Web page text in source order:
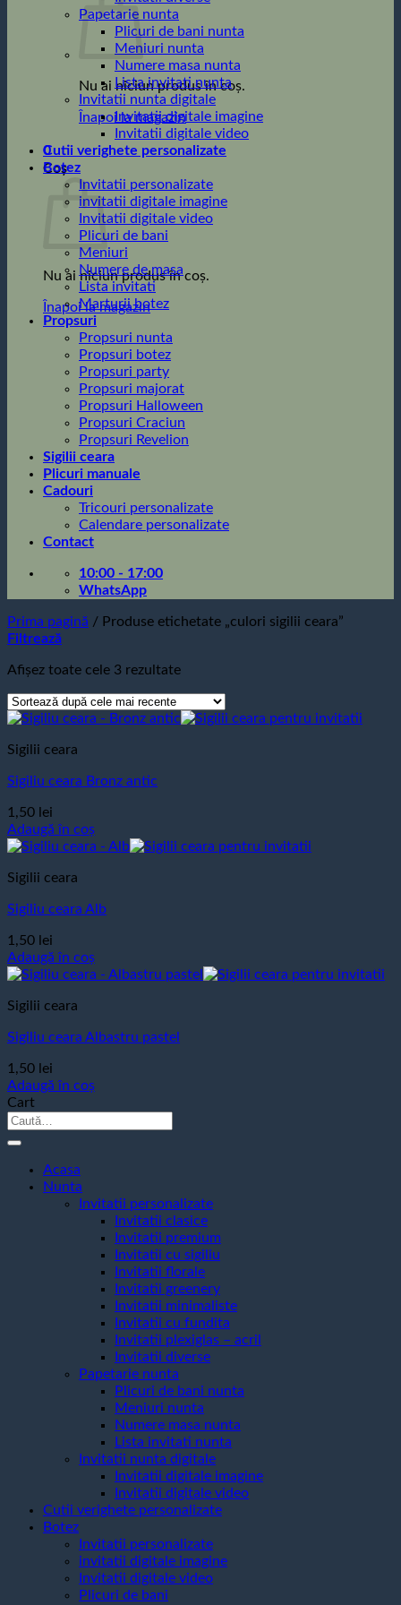
Nu ai niciun produs în coș.
Înapoi la magazin
0
Coș
Nu ai niciun produs în coș.
Înapoi la magazin
Papetarie nunta
Plicuri de bani nunta
Meniuri nunta
Numere masa nunta
Lista invitati nunta
Invitatii nunta digitale
Invitatii digitale imagine
Invitatii digitale video
Cutii verighete personalizate
Botez
Invitatii personalizate
invitatii digitale imagine
Invitatii digitale video
Plicuri de bani
Meniuri
Numere de masa
Lista invitati
Marturii botez
Propsuri
Propsuri nunta
Propsuri botez
Propsuri party
Propsuri majorat
Propsuri Halloween
Propsuri Craciun
Propsuri Revelion
Sigilii ceara
Plicuri manuale
Cadouri
Tricouri personalizate
Calendare personalizate
Contact
10:00 - 17:00
WhatsApp
Prima pagină / Produse etichetate „culori sigilii ceara”
Filtrează
Afișez toate cele 3 rezultateSortat
mai
Sigilii ceara
Sigiliu ceara Bronz antic
1,50 lei
Adaugă în coș
Sigilii ceara
Sigiliu ceara Alb
1,50 lei
Adaugă în coș
Sigilii ceara
Sigiliu ceara Albastru pastel
1,50 lei
Adaugă în coș
Cart
Caută
Acasa
Nunta
Invitatii personalizate
Invitatii clasice
Invitatii premium
Invitatii cu sigiliu
Invitatii florale
Invitatii greenery
Invitatii minimaliste
Invitatii cu fundita
Invitatii plexiglas – acril
Invitatii diverse
Papetarie nunta
Plicuri de bani nunta
Meniuri nunta
Numere masa nunta
Lista invitati nunta
Invitatii nunta digitale
Invitatii digitale imagine
Invitatii digitale video
Cutii verighete personalizate
Botez
Invitatii personalizate
invitatii digitale imagine
Invitatii digitale video
Plicuri de bani